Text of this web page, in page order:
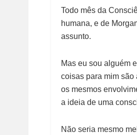
Todo mês da
humana, e de
assunto.
Mas eu sou alguém
coisas para mim são
os mesmos
a ideia de uma
Não seria mesmo